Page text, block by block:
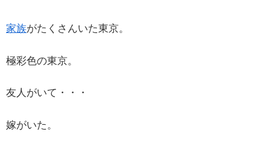
家族がたくさんいた東京。
極彩色の東京。
友人がいて・・・
嫁がいた。